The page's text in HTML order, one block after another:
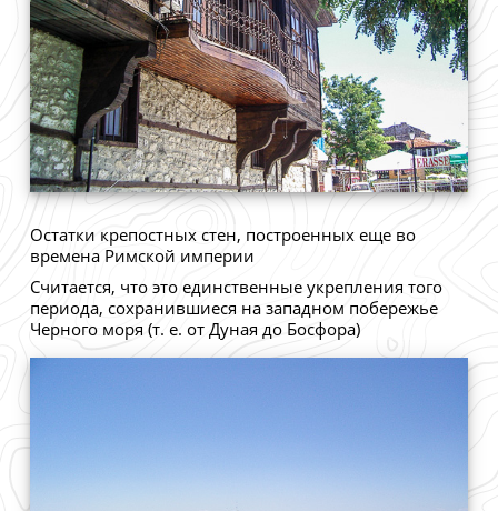
Остатки крепостных стен, построенных еще во
времена Римской империи
Считается, что это единственные укрепления того
периода, сохранившиеся на западном побережье
Черного моря (т. е. от Дуная до Босфора)